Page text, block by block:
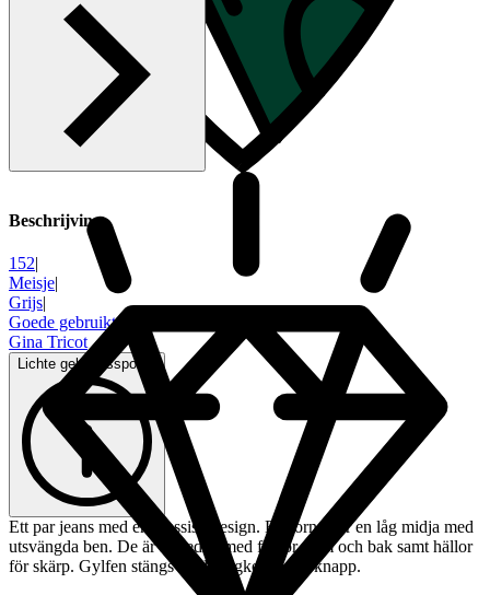
Beschrijving
152|
Meisje|
Grijs|
Goede gebruikte staat
Gina Tricot
Lichte gebruikssporen
Ett par jeans med en klassisk design. Byxorna har en låg midja med
utsvängda ben. De är försedda med fickor fram och bak samt hällor
för skärp. Gylfen stängs med dragkedja och knapp.